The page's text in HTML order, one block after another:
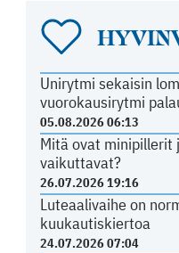
Unirytmi sekaisin
vuorokausirytmi
05.08.2026 06:13
Mitä ovat minipillerit
vaikuttavat?
26.07.2026 19:16
Luteaalivaihe on
kuukautiskiertoa
24.07.2026 07:04